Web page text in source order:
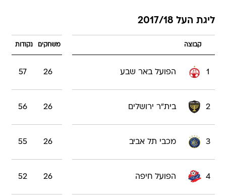
ליגת העל 2017/18
קבוצה משחקים נקודות
1 הפועל באר שבע 26
57
2 בית"ר ירושלים 26
56
3 מכבי תל אביב 26
55
4 הפועל חיפה 26
52